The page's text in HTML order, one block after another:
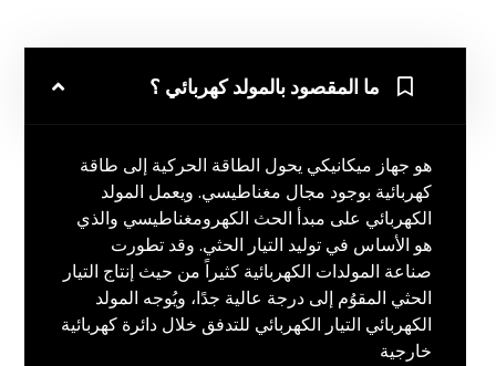
ما المقصود بالمولد كهربائي ؟
هو جهاز ميكانيكي يحول الطاقة الحركية إلى طاقة
كهربائية بوجود مجال مغناطيسي. ويعمل المولد
الكهربائي على مبدأ الحث الكهرومغناطيسي والذي
هو الأساس في توليد التيار الحثي. وقد تطورت
صناعة المولدات الكهربائية كثيراً من حيث إنتاج التيار
الحثي المقوُم إلى درجة عالية جدًا، ويُوجه المولد
الكهربائي التيار الكهربائي للتدفق خلال دائرة كهربائية
خارجية